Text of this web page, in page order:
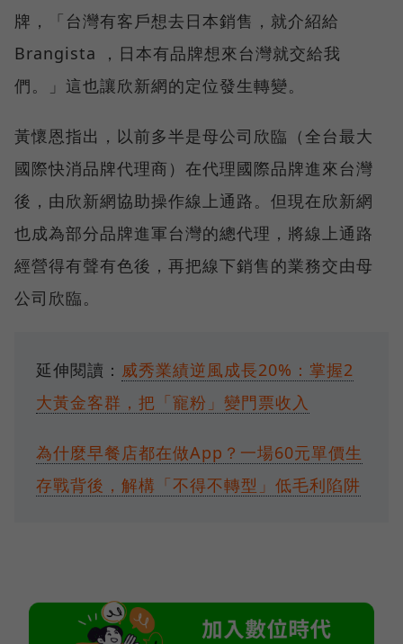
牌，「台灣有客戶想去日本銷售，就介紹給
Brangista ，日本有品牌想來台灣就交給我
們。」這也讓欣新網的定位發生轉變。
黃懷恩指出，以前多半是母公司欣臨（全台最大
國際快消品牌代理商）在代理國際品牌進來台灣
後，由欣新網協助操作線上通路。但現在欣新網
也成為部分品牌進軍台灣的總代理，將線上通路
經營得有聲有色後，再把線下銷售的業務交由母
公司欣臨。
延伸閱讀： 威秀業績逆風成長20%：掌握2
大黃金客群，把「寵粉」變門票收入
為什麼早餐店都在做App？一場60元單價生
存戰背後，解構「不得不轉型」低毛利陷阱